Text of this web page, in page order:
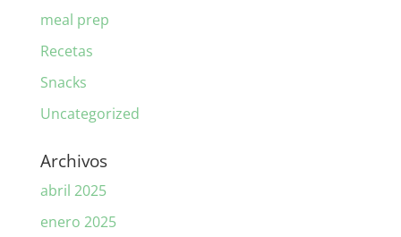
meal prep
Recetas
Snacks
Uncategorized
Archivos
abril 2025
enero 2025